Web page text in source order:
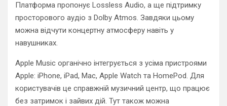
Платформа пропонує Lossless Audio, а ще підтримку
просторового аудіо з Dolby Atmos. Завдяки цьому
можна відчути концертну атмосферу навіть у
навушниках.
Apple Music органічно інтегрується з усіма пристроями
Apple: iPhone, iPad, Mac, Apple Watch та HomePod. Для
користувачів це справжній музичний центр, що працює
без затримок і зайвих дій. Тут також можна